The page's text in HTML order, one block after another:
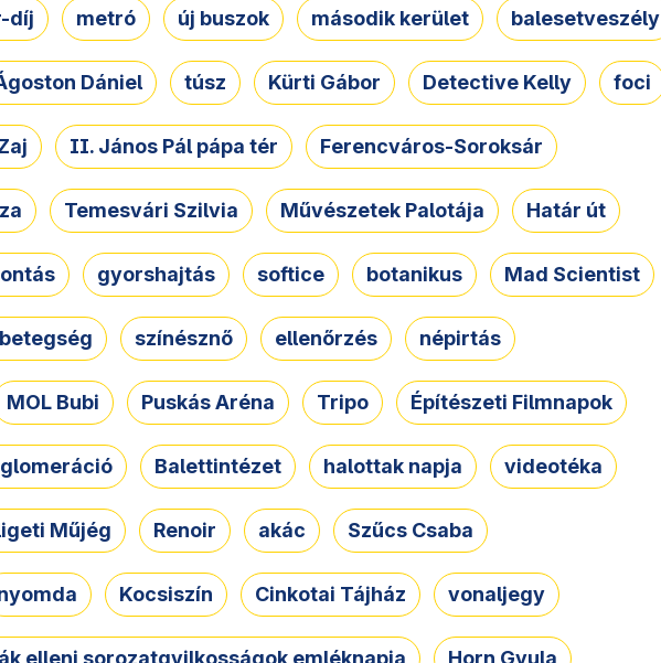
díj metró új buszok második kerület balesetveszély
Dániel túsz Kürti Gábor Detective Kelly foci
II. János Pál pápa tér Ferencváros-Soroksár
Temesvári Szilvia Művészetek Palotája Határ út
gyorshajtás softice botanikus Mad Scientist
színésznő ellenőrzés népirtás
MOL Bubi Puskás Aréna Tripo Építészeti Filmnapok
Balettintézet halottak napja videotéka
Műjég Renoir akác Szűcs Csaba
Kocsiszín Cinkotai Tájház vonaljegy
elleni sorozatgyilkosságok emléknapja Horn Gyula